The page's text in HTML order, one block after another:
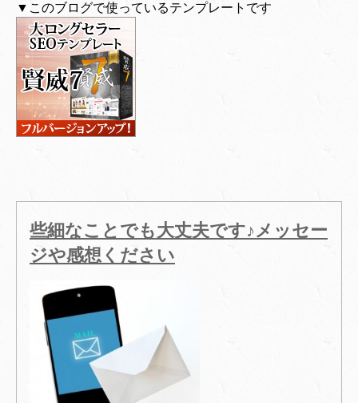
▼このブログで使っているテンプレートです
些細なことでも大丈夫です♪メッセー
ジや感想ください